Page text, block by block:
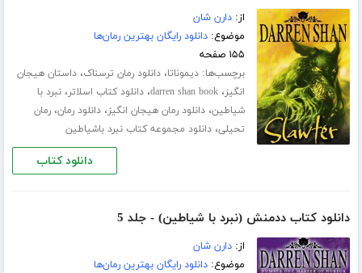
از:دارن شان
موضوع:دانلود رایگان بهترین رمان‌ها
۱۵۵ صفحه
برچسب‌ها:دیموناتا،دانلود رمان ترسناک،داستان هیجان
انگیز،darren shan book،دانلود کتاب اسلاتر،نبرد با
شیاطین،دانلود رمان هیجان انگیز،دانلود رمان،رمان
تحیلی،دانلود مجموعه کتاب نبرد باشیاطین
دانلود کتاب
دانلود کتاب ددمنش (نبرد با شیاطین) - جلد 5
از:دارن شان
موضوع:دانلود رایگان بهترین رمان‌ها